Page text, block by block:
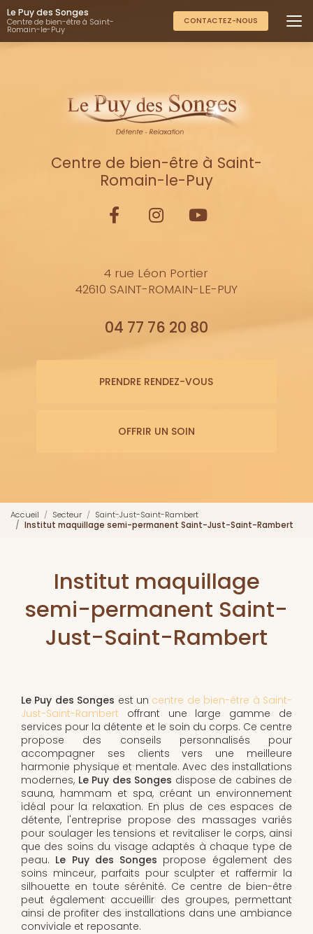
Aller
au
contenu
principal
Le Puy des Songes
Centre de bien-être à Saint-
Romain-le-Puy
CONTACTEZ-NOUS
Centre de bien-être à Saint-
Romain-le-Puy
4 rue Léon Portier
42610 SAINT-ROMAIN-LE-PUY
04 77 76 20 80
PRENDRE RENDEZ-VOUS
OFFRIR UN SOIN
Accueil Secteur
Saint-Just-Saint-Rambert
Institut maquillage semi-permanent Saint-Just-Saint-Rambert
Institut maquillage
semi-permanent Saint-
Just-Saint-Rambert
Le Puy des Songes est un centre de bien-être à Saint-
Just-Saint-Rambert offrant une large gamme de
services pour la détente et le soin du corps. Ce centre
propose des conseils personnalisés pour
accompagner ses clients vers une meilleure
harmonie physique et mentale. Avec des installations
modernes, Le Puy des Songes dispose de cabines de
sauna, hammam et spa, créant un environnement
idéal pour la relaxation. En plus de ces espaces de
détente, l'entreprise propose des massages variés
pour soulager les tensions et revitaliser le corps, ainsi
que des soins du visage adaptés à chaque type de
peau. Le Puy des Songes propose également des
soins minceur, parfaits pour sculpter et raffermir la
silhouette en toute sérénité. Ce centre de bien-être
peut également accueillir des groupes, permettant
ainsi de profiter des installations dans une ambiance
conviviale et reposante.